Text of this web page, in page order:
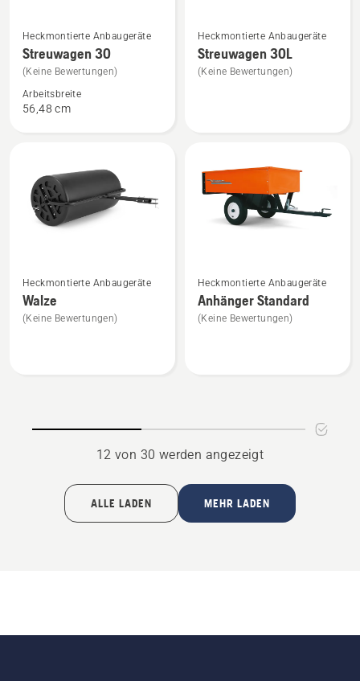
Details
zu
Streuwagen
30
Heckmontierte Anbaugeräte
Streuwagen 30
(Keine Bewertungen)
Arbeitsbreite
56,48 cm
Details
zu
Streuwagen
Heckmontierte Anbaugeräte
Streuwagen 30L
(Keine Bewertungen)
Details
zu
Walze
Heckmontierte Anbaugeräte
Walze
(Keine Bewertungen)
Details
zu
Anhänger
Heckmontierte Anbaugeräte
Anhänger Standard
(Keine Bewertungen)
12 von 30 werden angezeigt
ALLE LADEN MEHR LADEN